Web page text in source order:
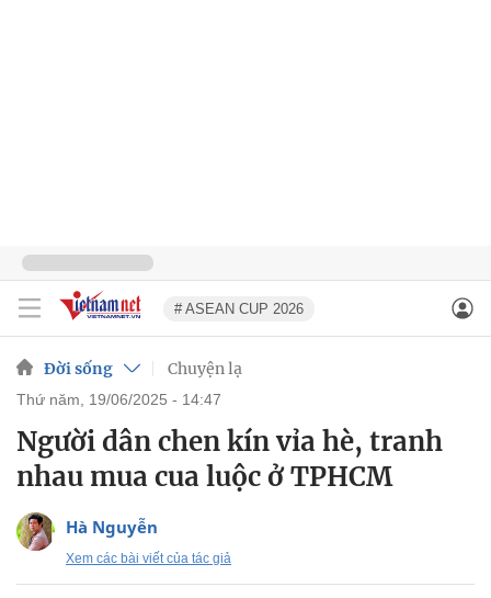
# ASEAN CUP 2026
Đời sống Chuyện lạ
thứ năm, 19/06/2025 - 14:47
Người dân chen kín vỉa hè, tranh
nhau mua cua luộc ở TPHCM
Hà Nguyễn
Xem các bài viết của tác giả